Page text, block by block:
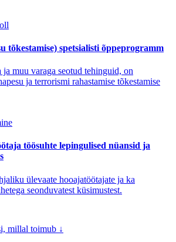
tõkestamise) spetsialisti õppeprogramm
ja muu varaga seotud tehinguid, on
ja terrorismi rahastamise tõkestamise
töösuhte lepingulised nüansid ja
ülevaate hooajatöötajate ja ka
seonduvatest küsimustest.
millal toimub ↓